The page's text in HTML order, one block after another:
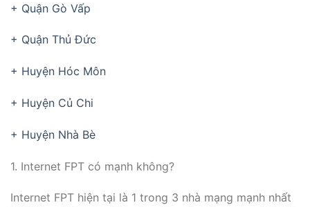
+ Quận Gò Vấp
+ Quận Thủ Đức
+ Huyện Hóc Môn
+ Huyện Củ Chi
+ Huyện Nhà Bè
1. Internet FPT có mạnh không?
Internet FPT hiện tại là 1 trong 3 nhà mạng mạnh nhất